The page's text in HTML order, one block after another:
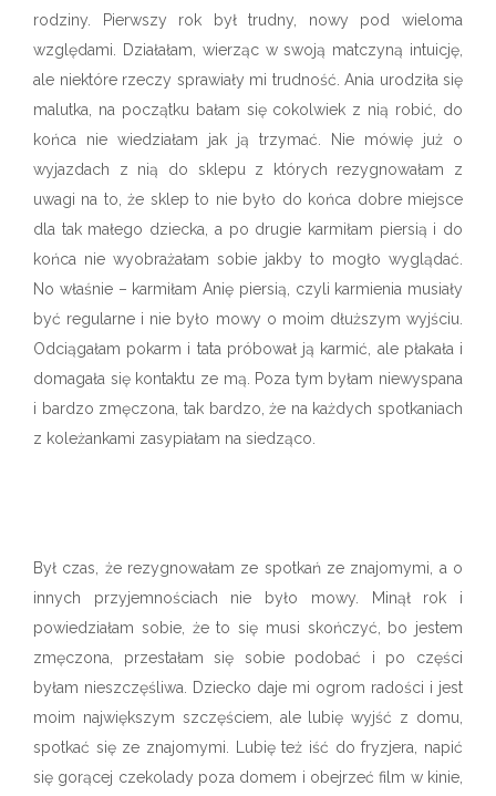
rodziny. Pierwszy rok był trudny, nowy pod wieloma
względami. Działałam, wierząc w swoją matczyną intuicję,
ale niektóre rzeczy sprawiały mi trudność. Ania urodziła się
malutka, na początku bałam się cokolwiek z nią robić, do
końca nie wiedziałam jak ją trzymać. Nie mówię już o
wyjazdach z nią do sklepu z których rezygnowałam z
uwagi na to, że sklep to nie było do końca dobre miejsce
dla tak małego dziecka, a po drugie karmiłam piersią i do
końca nie wyobrażałam sobie jakby to mogło wyglądać.
No właśnie – karmiłam Anię piersią, czyli karmienia musiały
być regularne i nie było mowy o moim dłuższym wyjściu.
Odciągałam pokarm i tata próbował ją karmić, ale płakała i
domagała się kontaktu ze mą. Poza tym byłam niewyspana
i bardzo zmęczona, tak bardzo, że na każdych spotkaniach
z koleżankami zasypiałam na siedząco.
Był czas, że rezygnowałam ze spotkań ze znajomymi, a o
innych przyjemnościach nie było mowy. Minął rok i
powiedziałam sobie, że to się musi skończyć, bo jestem
zmęczona, przestałam się sobie podobać i po części
byłam nieszczęśliwa. Dziecko daje mi ogrom radości i jest
moim największym szczęściem, ale lubię wyjść z domu,
spotkać się ze znajomymi. Lubię też iść do fryzjera, napić
się gorącej czekolady poza domem i obejrzeć film w kinie,